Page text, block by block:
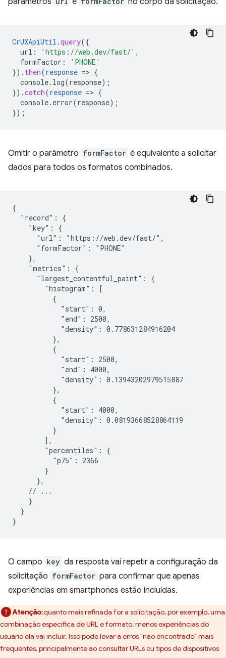
CrUXApiUtil .query({
url : 'https://web.dev/fast/' ,
formFactor :
'PHONE'
}) . then(response => {
console.log(response) ;
}) .catch(response => {
console.error(response) ;
});
Omitir o parâmetro formFactor é equivalente a solicitar
dados para todos os formatos combinados.
{
  "record": {
    "key": {
      "url": "https://web.dev/fast/",
      "formFactor": "PHONE"
    },
    "metrics": {
      "largest_contentful_paint": {
        "histogram": [
          {
            "start": 0,
            "end": 2500,
            "density": 0.778631284916204
          },
          {
            "start": 2500,
            "end": 4000,
            "density": 0.13943202979515887
          },
          {
            "start": 4000,
            "density": 0.08193668528864119
          }
        ],
        "percentiles": {
          "p75": 2366
        }
      },
    // ...
    }
  }
O campo key da resposta vai repetir a configuração da
solicitação formFactor para confirmar que apenas
experiências em smartphones estão incluídas.
Atenção:quanto mais refinada for a solicitação, por exemplo, uma
combinação específica de URL e formato, menos experiências do
usuário ela vai incluir. Isso pode levar a erros "não encontrado" mais
frequentes, principalmente ao consultar URLs ou tipos de dispositivos